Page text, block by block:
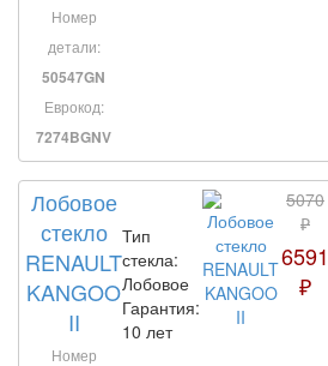
Номер
детали:
50547GN
Еврокод:
7274BGNV
Лобовое
стекло
RENAULT
KANGOO
II
Номер
Тип
стекла:
Лобовое
Гарантия:
10 лет
5070
₽
6591
₽